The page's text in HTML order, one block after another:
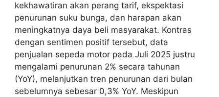
kekhawatiran akan perang tarif, ekspektasi
penurunan suku bunga, dan harapan akan
meningkatnya daya beli masyarakat. Kontras
dengan sentimen positif tersebut, data
penjualan sepeda motor pada Juli 2025 justru
mengalami penurunan 2% secara tahunan
(YoY), melanjutkan tren penurunan dari bulan
sebelumnya sebesar 0,3% YoY. Meskipun